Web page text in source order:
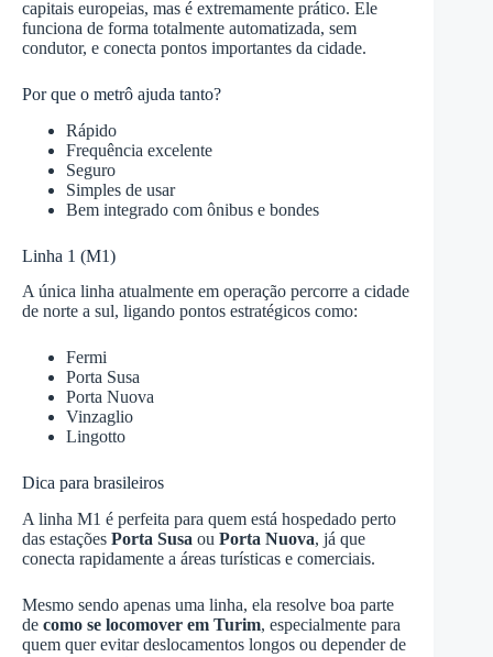
capitais europeias, mas é extremamente prático. Ele
funciona de forma totalmente automatizada, sem
condutor, e conecta pontos importantes da cidade.
Por que o metrô ajuda tanto?
Rápido
Frequência excelente
Seguro
Simples de usar
Bem integrado com ônibus e bondes
Linha 1 (M1)
A única linha atualmente em operação percorre a cidade
de norte a sul, ligando pontos estratégicos como:
Fermi
Porta Susa
Porta Nuova
Vinzaglio
Lingotto
Dica para brasileiros
A linha M1 é perfeita para quem está hospedado perto
das estações Porta Susa ou Porta Nuova, já que
conecta rapidamente a áreas turísticas e comerciais.
Mesmo sendo apenas uma linha, ela resolve boa parte
de como se locomover em Turim, especialmente para
quem quer evitar deslocamentos longos ou depender de